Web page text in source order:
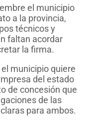
el municipio
a la provincia,
técnicos y
faltan acordar
la firma.
municipio quiere
del estado
de concesión que
de las
para ambos.